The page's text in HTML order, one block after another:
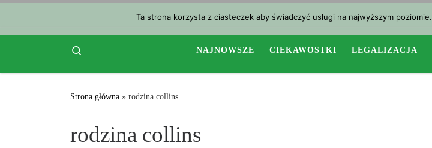
NAJNOWSZE CIEKAWOSTKI LEGALIZACJA
Strona główna » rodzina collins
rodzina collins
Ta strona korzysta z ciasteczek aby świadczyć usługi na najwyższym poziomie.